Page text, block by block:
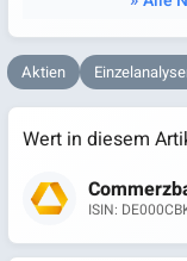
Aktien
Wert in diesem
ISIN: